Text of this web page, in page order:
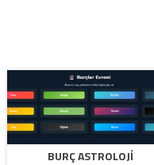
BURÇ ASTROLOJI